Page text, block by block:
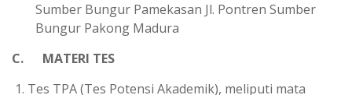
Sumber Bungur Pamekasan Jl. Pontren Sumber
Bungur Pakong Madura
C. MATERI TES
Tes TPA (Tes Potensi Akademik), meliputi mata